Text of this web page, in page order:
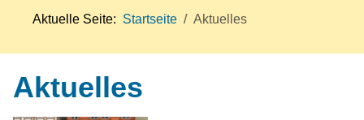
Aktuelle Seite: Startseite Aktuelles
Aktuelles